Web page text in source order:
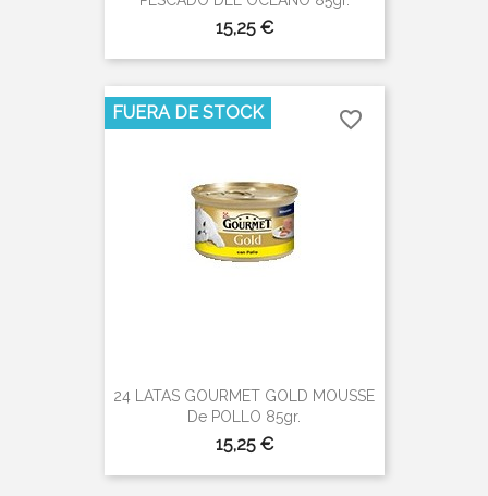
Precio
15,25 €
24 LATAS GOURMET GOLD MOUSSE
De POLLO 85gr.
Precio
15,25 €
FUERA DE STOCK favorite_border